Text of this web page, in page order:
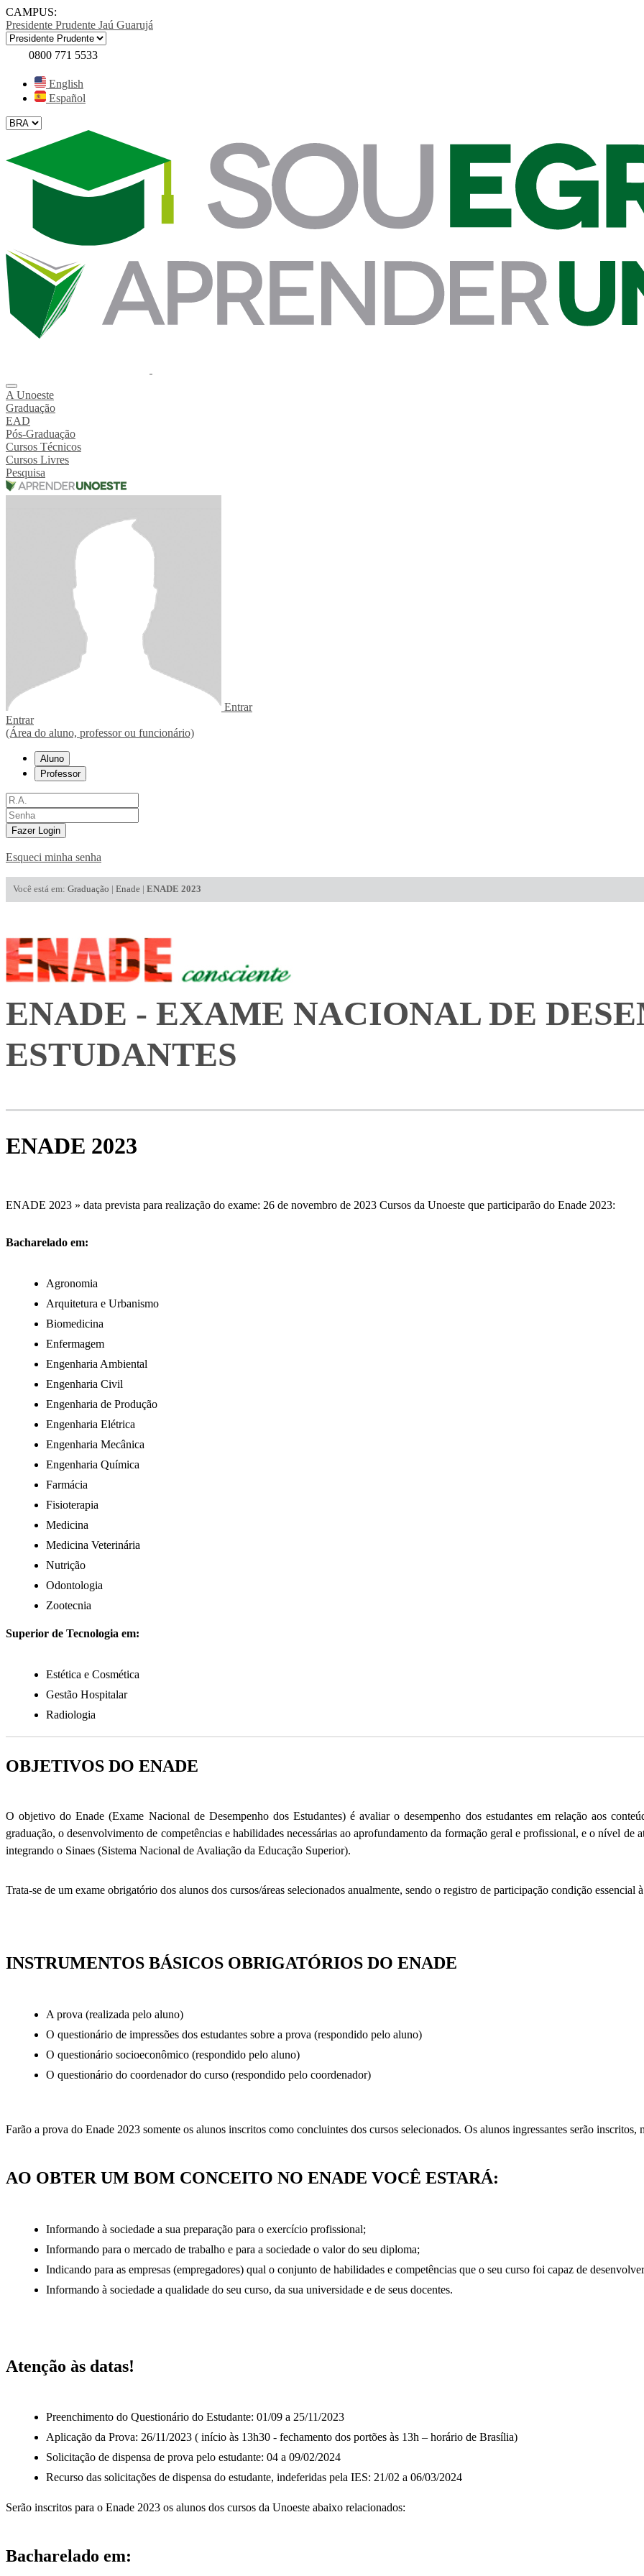
CAMPUS:
Presidente Prudente Jaú Guarujá
0800 771 5533
English
Español
A Unoeste
Graduação
EAD
Pós-Graduação
Cursos Técnicos
Cursos Livres
Pesquisa
Entrar
Entrar
(Área do aluno, professor ou funcionário)
Aluno
Professor
Fazer Login
Esqueci minha senha
Você está em: Graduação | Enade | ENADE 2023
ENADE - EXAME NACIONAL DE
ESTUDANTES
ENADE 2023
ENADE 2023 » data prevista para realização do exame: 26 de novembro de 2023 Cursos da Unoeste que participarão do Enade 2023:
Bacharelado em:
Agronomia
Arquitetura e Urbanismo
Biomedicina
Enfermagem
Engenharia Ambiental
Engenharia Civil
Engenharia de Produção
Engenharia Elétrica
Engenharia Mecânica
Engenharia Química
Farmácia
Fisioterapia
Medicina
Medicina Veterinária
Nutrição
Odontologia
Zootecnia
Superior de Tecnologia em:
Estética e Cosmética
Gestão Hospitalar
Radiologia
OBJETIVOS DO ENADE
O objetivo do Enade (Exame Nacional de Desempenho dos Estudantes) é avaliar o desempenho dos estudantes em relação aos
graduação, o desenvolvimento de competências e habilidades necessárias ao aprofundamento da formação geral e profissional, e o nível de
integrando o Sinaes (Sistema Nacional de Avaliação da Educação Superior).
Trata-se de um exame obrigatório dos alunos dos cursos/áreas selecionados anualmente, sendo o registro de participação condição essencial
INSTRUMENTOS BÁSICOS OBRIGATÓRIOS DO ENADE
A prova (realizada pelo aluno)
O questionário de impressões dos estudantes sobre a prova (respondido pelo aluno)
O questionário socioeconômico (respondido pelo aluno)
O questionário do coordenador do curso (respondido pelo coordenador)
Farão a prova do Enade 2023 somente os alunos inscritos como concluintes dos cursos selecionados. Os alunos ingressantes serão inscritos,
AO OBTER UM BOM CONCEITO NO ENADE VOCÊ ESTARÁ:
Informando à sociedade a sua preparação para o exercício profissional;
Informando para o mercado de trabalho e para a sociedade o valor do seu diploma;
Indicando para as empresas (empregadores) qual o conjunto de habilidades e competências que o seu curso foi capaz de
Informando à sociedade a qualidade do seu curso, da sua universidade e de seus docentes.
Atenção às datas!
Preenchimento do Questionário do Estudante: 01/09 a 25/11/2023
Aplicação da Prova: 26/11/2023 ( início às 13h30 - fechamento dos portões às 13h – horário de Brasília)
Solicitação de dispensa de prova pelo estudante: 04 a 09/02/2024
Recurso das solicitações de dispensa do estudante, indeferidas pela IES: 21/02 a 06/03/2024
Serão inscritos para o Enade 2023 os alunos dos cursos da Unoeste abaixo relacionados:
Bacharelado em: